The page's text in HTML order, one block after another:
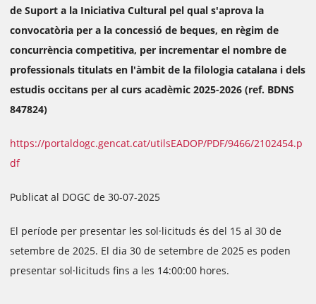
de Suport a la Iniciativa Cultural pel qual s'aprova la
convocatòria per a la concessió de beques, en règim de
concurrència competitiva, per incrementar el nombre de
professionals titulats en l'àmbit de la filologia catalana i dels
estudis occitans per al curs acadèmic 2025-2026 (ref. BDNS
847824)
https://portaldogc.gencat.cat/utilsEADOP/PDF/9466/2102454.p
df
Publicat al DOGC de 30-07-2025
El període per presentar les sol·licituds és del 15 al 30 de
setembre de 2025. El dia 30 de setembre de 2025 es poden
presentar sol·licituds fins a les 14:00:00 hores.